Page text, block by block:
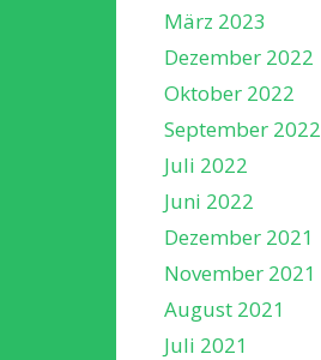
März 2023
Dezember 2022
Oktober 2022
September 2022
Juli 2022
Juni 2022
Dezember 2021
November 2021
August 2021
Juli 2021